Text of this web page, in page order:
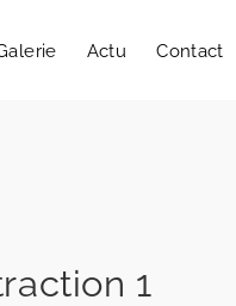
Actu Contact
1